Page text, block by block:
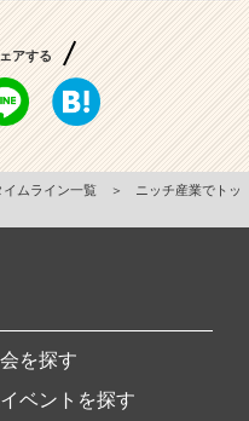
アする
イムライン一覧 ＞
ニッチ産業でトッ
を探す
ベントを探す